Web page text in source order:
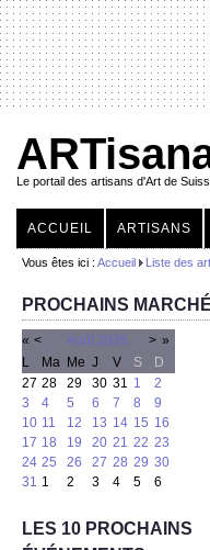
Le portail des artisans d'Art de
ACCUEIL ARTISANS
Vous êtes ici : Accueil Liste des
PROCHAINS
« < Août 2026 > »
L
Ma Me J V S
D
27 28 29 30 31 1
2
3
4 5 6 7 8
9
10 11 12 13 14 15 16
17 18 19 20 21 22 23
24 25 26 27 28 29 30
31 1 2 3 4 5 6
LES 10 PROCHAINS